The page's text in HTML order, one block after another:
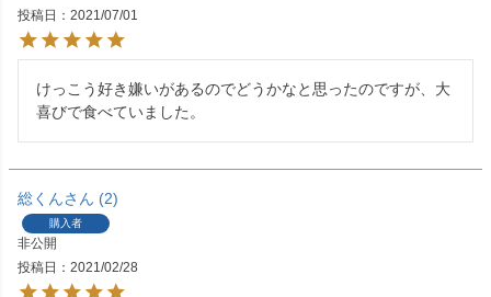
投稿日
2021/07/01
けっこう好き嫌いがあるのでどうかなと思ったのですが、大
喜びで食べていました。
総くん 2
購入者
非公開
投稿日
2021/02/28